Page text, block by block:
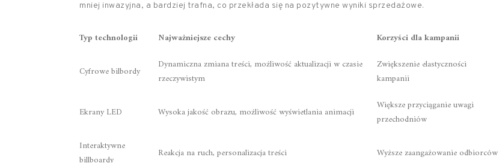
mniej inwazyjna, a bardziej trafna, co przekłada się na pozytywne wyniki sprzedażowe.
Typ technologii Najważniejsze cechy Korzyści dla kampanii
Cyfrowe bilbordy
Dynamiczna zmiana treści, możliwość aktualizacji w czasie
rzeczywistym
Zwiększenie elastyczności
kampanii
Ekrany LED Wysoka jakość obrazu, możliwość wyświetlania animacji
Większe przyciąganie uwagi
przechodniów
Interaktywne
Reakcja na ruch, personalizacja treści Wyższe zaangażowanie odbiorców